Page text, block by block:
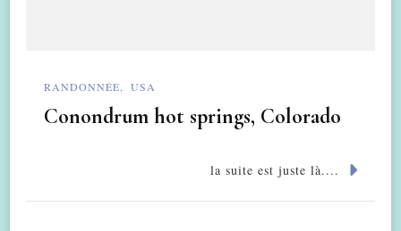
RANDONNÉE USA
Conondrum hot springs, Colorado
la suite est juste là....